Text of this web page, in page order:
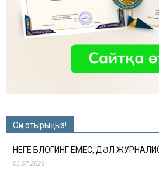
Оқи отырыңыз!
НЕГЕ БЛОГИНГ ЕМЕС, ДӘЛ
05.07.2026